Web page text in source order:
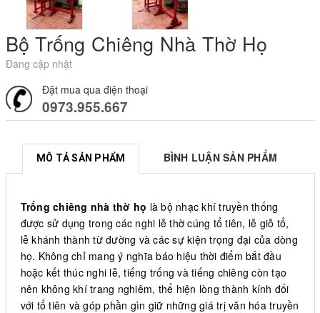
Bộ Trống Chiêng Nhà Thờ Họ
Đang cập nhật
Đặt mua qua điện thoại
0973.955.667
MÔ TẢ SẢN PHẨM BÌNH LUẬN SẢN PHẨM
Trống chiêng nhà thờ họ là bộ nhạc khí truyền thống
được sử dụng trong các nghi lễ thờ cúng tổ tiên, lễ giỗ tổ,
lễ khánh thành từ đường và các sự kiện trọng đại của dòng
họ. Không chỉ mang ý nghĩa báo hiệu thời điểm bắt đầu
hoặc kết thúc nghi lễ, tiếng trống và tiếng chiêng còn tạo
nên không khí trang nghiêm, thể hiện lòng thành kính đối
với tổ tiên và góp phần gìn giữ những giá trị văn hóa truyền